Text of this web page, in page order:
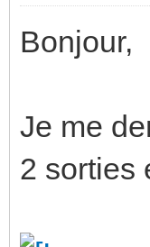
Bonjour,
Je me
2 sorties